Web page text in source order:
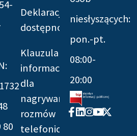
80
Deklaracja
dostępności
Klauzula
informacyjna
dla
nagrywania
rozmów
telefonicznych
niesłyszących:
pon.-pt.
08:00-
20:00
Facebook-
f
Linkedin
Instagram
Youtube
X-
twitter